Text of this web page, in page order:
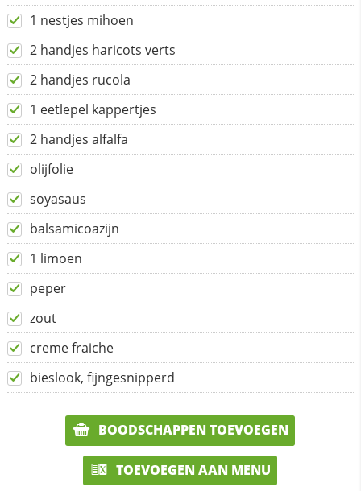
1 nestjes mihoen
2 handjes haricots verts
2 handjes rucola
1 eetlepel kappertjes
2 handjes alfalfa
olijfolie
soyasaus
balsamicoazijn
1 limoen
peper
zout
creme fraiche
bieslook, fijngesnipperd
BOODSCHAPPEN TOEVOEGEN
TOEVOEGEN AAN MENU